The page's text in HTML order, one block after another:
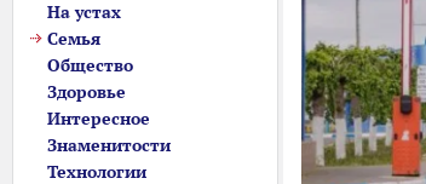
На устах
Семья
Общество
Здоровье
Интересное
Знаменитости
Технологии